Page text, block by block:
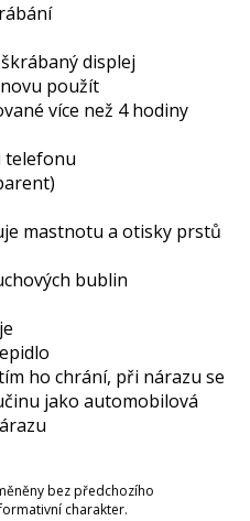
displej
použít
více než 4 hodiny
telefonu
mastnotu a otisky prstů
bublin
ho chrání, při nárazu se
jako automobilová
bez předchozího
charakter.